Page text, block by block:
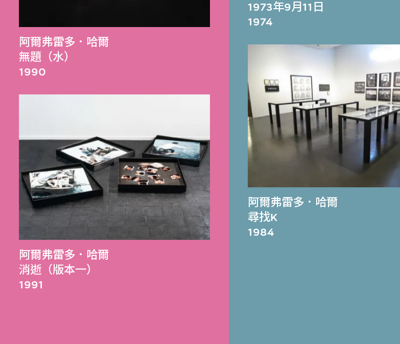
阿爾弗雷多．哈爾
無題（水）
1990
阿爾弗雷多．哈爾
消逝（版本一）
1991
1973年9月11日
1974
阿爾弗雷多．哈爾
尋找K
1984